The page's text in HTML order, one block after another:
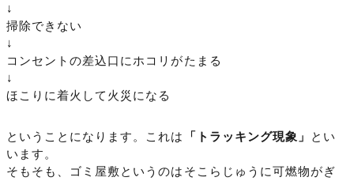
↓
掃除できない
↓
コンセントの差込口にホコリがたまる
↓
ほこりに着火して火災になる
ということになります。これは 「トラッキング現象」
とい
います。
そもそも、ゴミ屋敷というのはそこらじゅうに可燃物がぎ